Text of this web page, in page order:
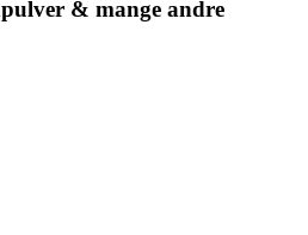
& mange andre